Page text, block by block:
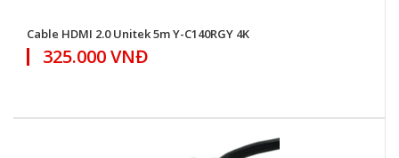
Cable HDMI 2.0 Unitek 5m Y-C140RGY 4K
325.000 VNĐ